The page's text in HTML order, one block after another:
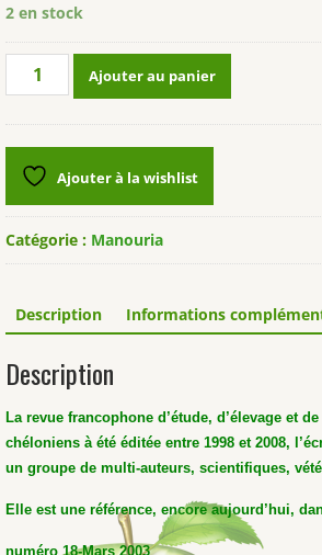
2 en stock
quantité
Numéro
spécial
Trachémyde
rouges
Ajouter au panier
Ajouter à la wishlist
Catégorie : Manouria
Description Informations
Description
La revue francophone d’étude, d’élevage et
chéloniens à été éditée entre 1998 et 2008,
un groupe de multi-auteurs, scientifiques,
Elle est une référence, encore aujourd’hui,
numéro 18-Mars 2003